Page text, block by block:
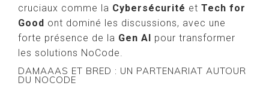
cruciaux comme la Cybersécurité et Tech for
Good ont dominé les discussions, avec une
forte présence de la Gen AI
pour transformer
les solutions NoCode.
DAMAAAS ET BRED : UN PARTENARIAT AUTOUR
DU NOCODE